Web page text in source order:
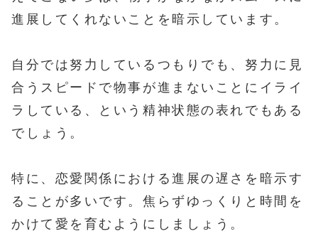
進展してくれないことを暗示しています。
自分では努力しているつもりでも、努力に見
合うスピードで物事が進まないことにイライ
ラしている、という精神状態の表れでもある
でしょう。
特に、恋愛関係における進展の遅さを暗示す
ることが多いです。焦らずゆっくりと時間を
かけて愛を育むようにしましょう。